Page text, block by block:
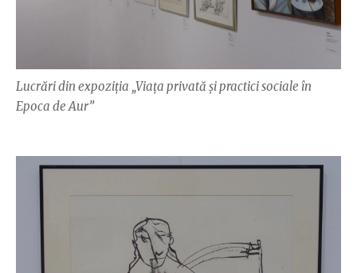
Lucrări din expoziția „Viața privată și practici sociale în
Epoca de Aur”